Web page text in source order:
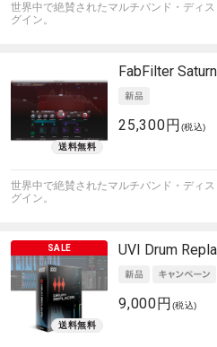
世界中で絶賛されたマルチバンド・ディ
グイン。
FabFilter
25,300円 (税込)
世界中で絶賛されたマルチバンド・ディ
グイン。
UVI Drum
9,000円 (税込)